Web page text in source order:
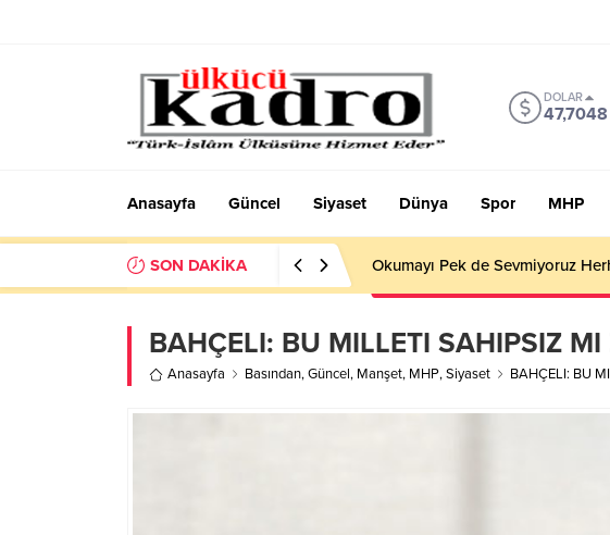
DOLAR
47,7048
Anasayfa Güncel Siyaset Dünya Spor MHP
SON DAKİKA Okumayı Pek de Sevmiyoruz
BAHÇELI: BU MILLETI SAHIPSIZ
Anasayfa Basından,Güncel, Manşet, MHP,Siyaset BAHÇELI: BU